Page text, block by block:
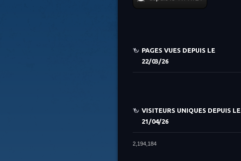
PAGES VUES DEPUIS LE
22/03/26
VISITEURS UNIQUES DEPUIS LE
21/04/26
2,194,184